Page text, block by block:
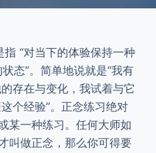
“对当下的体验保持一种
态”。简单地说就是“我有
存在与变化，我试着与它
个经验”。正念练习绝对
某一种练习。任何大师如
叫做正念，那么你可得要